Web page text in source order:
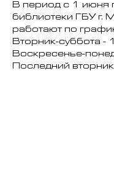
+7 (495) 495-91-10
В период с 1 июня
библиотеки ГБУ
работают по
Вторник-суббота
Воскресенье-
Последний